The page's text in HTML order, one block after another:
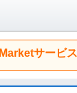
サービ